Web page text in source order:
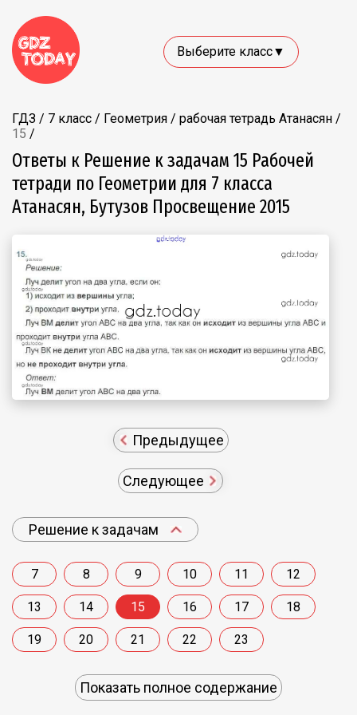
Выберите класс▼
ГДЗ / 7 класс / Геометрия / рабочая тетрадь Атанасян /
15 /
Ответы к Решение к задачам 15 Рабочей
тетради по Геометрии для 7 класса
Атанасян, Бутузов Просвещение 2015
Предыдущее
Следующее
Решение к задачам
7 8 9 10 11 12
13 14 15 16 17 18
19 20 21 22 23
Показать полное содержание